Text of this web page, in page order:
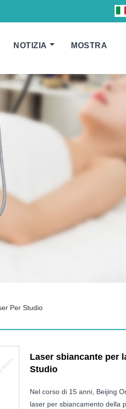
NOTIZIA MOSTRA
Per Studio
Laser sbiancante per
Studio
Nel corso di 15 anni, Beijing
laser per sbiancamento della